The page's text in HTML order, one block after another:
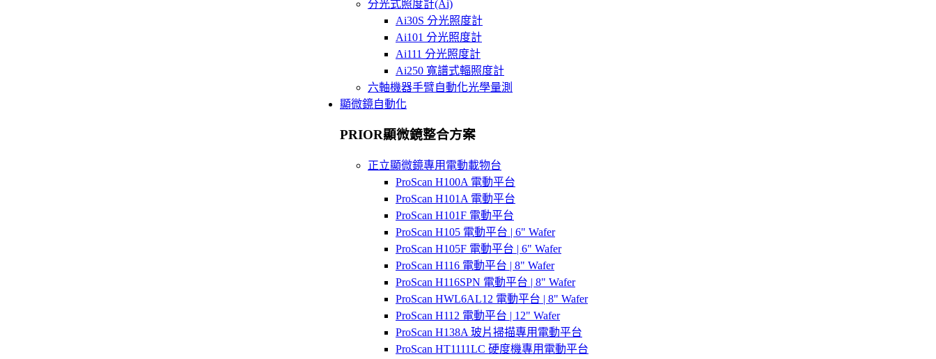
分光式照度計(Ai)
Ai30S 分光照度計
Ai101 分光照度計
Ai111 分光照度計
Ai250 寬譜式輻照度計
六軸機器手臂自動化光學量測
顯微鏡自動化
PRIOR顯微鏡整合方案
正立顯微鏡專用電動載物台
ProScan H100A 電動平台
ProScan H101A 電動平台
ProScan H101F 電動平台
ProScan H105 電動平台 | 6" Wafer
ProScan H105F 電動平台 | 6" Wafer
ProScan H116 電動平台 | 8" Wafer
ProScan H116SPN 電動平台 | 8" Wafer
ProScan HWL6AL12 電動平台 | 8" Wafer
ProScan H112 電動平台 | 12" Wafer
ProScan H138A 玻片掃描專用電動平台
ProScan HT1111LC 硬度機專用電動平台